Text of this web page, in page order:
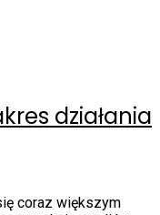
działania
coraz większym